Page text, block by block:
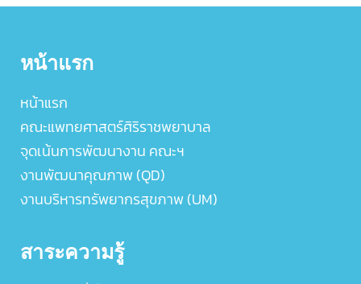
หน้าแรก
หน้าแรก
คณะแพทยศาสตร์ศิริราชพยาบาล
จุดเน้นการพัฒนางาน คณะฯ
งานพัฒนาคุณภาพ (QD)
งานบริหารทรัพยากรสุขภาพ (UM)
สาระความรู้